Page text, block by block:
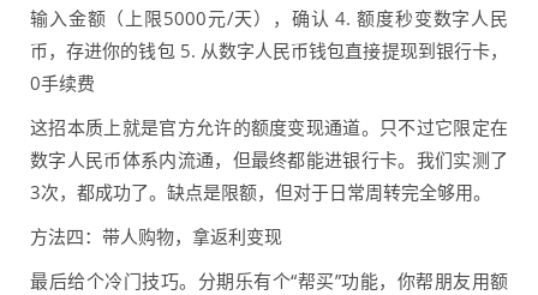
输入金额（上限5000元/天），确认 4. 额度秒变数字人民
币，存进你的钱包 5. 从数字人民币钱包直接提现到银行卡，
0手续费
这招本质上就是官方允许的额度变现通道。只不过它限定在
数字人民币体系内流通，但最终都能进银行卡。我们实测了
3次，都成功了。缺点是限额，但对于日常周转完全够用。
方法四：带人购物，拿返利变现
最后给个冷门技巧。分期乐有个“帮买”功能，你帮朋友用额